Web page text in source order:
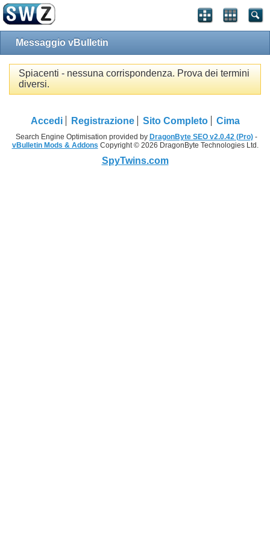
Messaggio vBulletin
Spiacenti - nessuna corrispondenza. Prova dei termini
diversi.
Accedi Registrazione Sito Completo Cima
Search Engine Optimisation provided by DragonByte SEO v2.0.42 (Pro)-
vBulletin Mods & Addons Copyright © 2026 DragonByte Technologies Ltd.
SpyTwins.com